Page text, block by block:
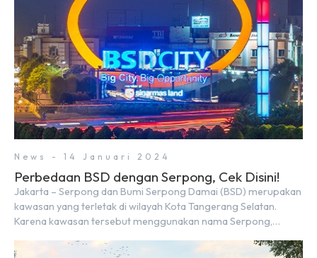
News - 14 Januari 2024
Perbedaan BSD dengan Serpong, Cek Disini!
Jakarta – Serpong dan Bumi Serpong Damai (BSD) merupakan
kawasan yang terletak di wilayah Kota Tangerang Selatan.
Karena kawasan tersebut menggunakan nama Serpong,
merupakan tempat yang sama. Padahal anggapan tersebut